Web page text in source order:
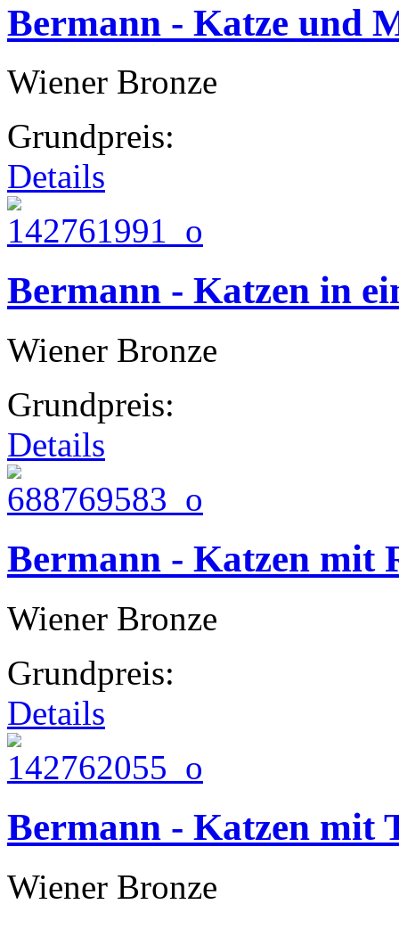
Bermann - Katze und
Wiener Bronze
Grundpreis:
Details
Bermann - Katzen in
Wiener Bronze
Grundpreis:
Details
Bermann - Katzen mit
Wiener Bronze
Grundpreis:
Details
Bermann - Katzen mit
Wiener Bronze